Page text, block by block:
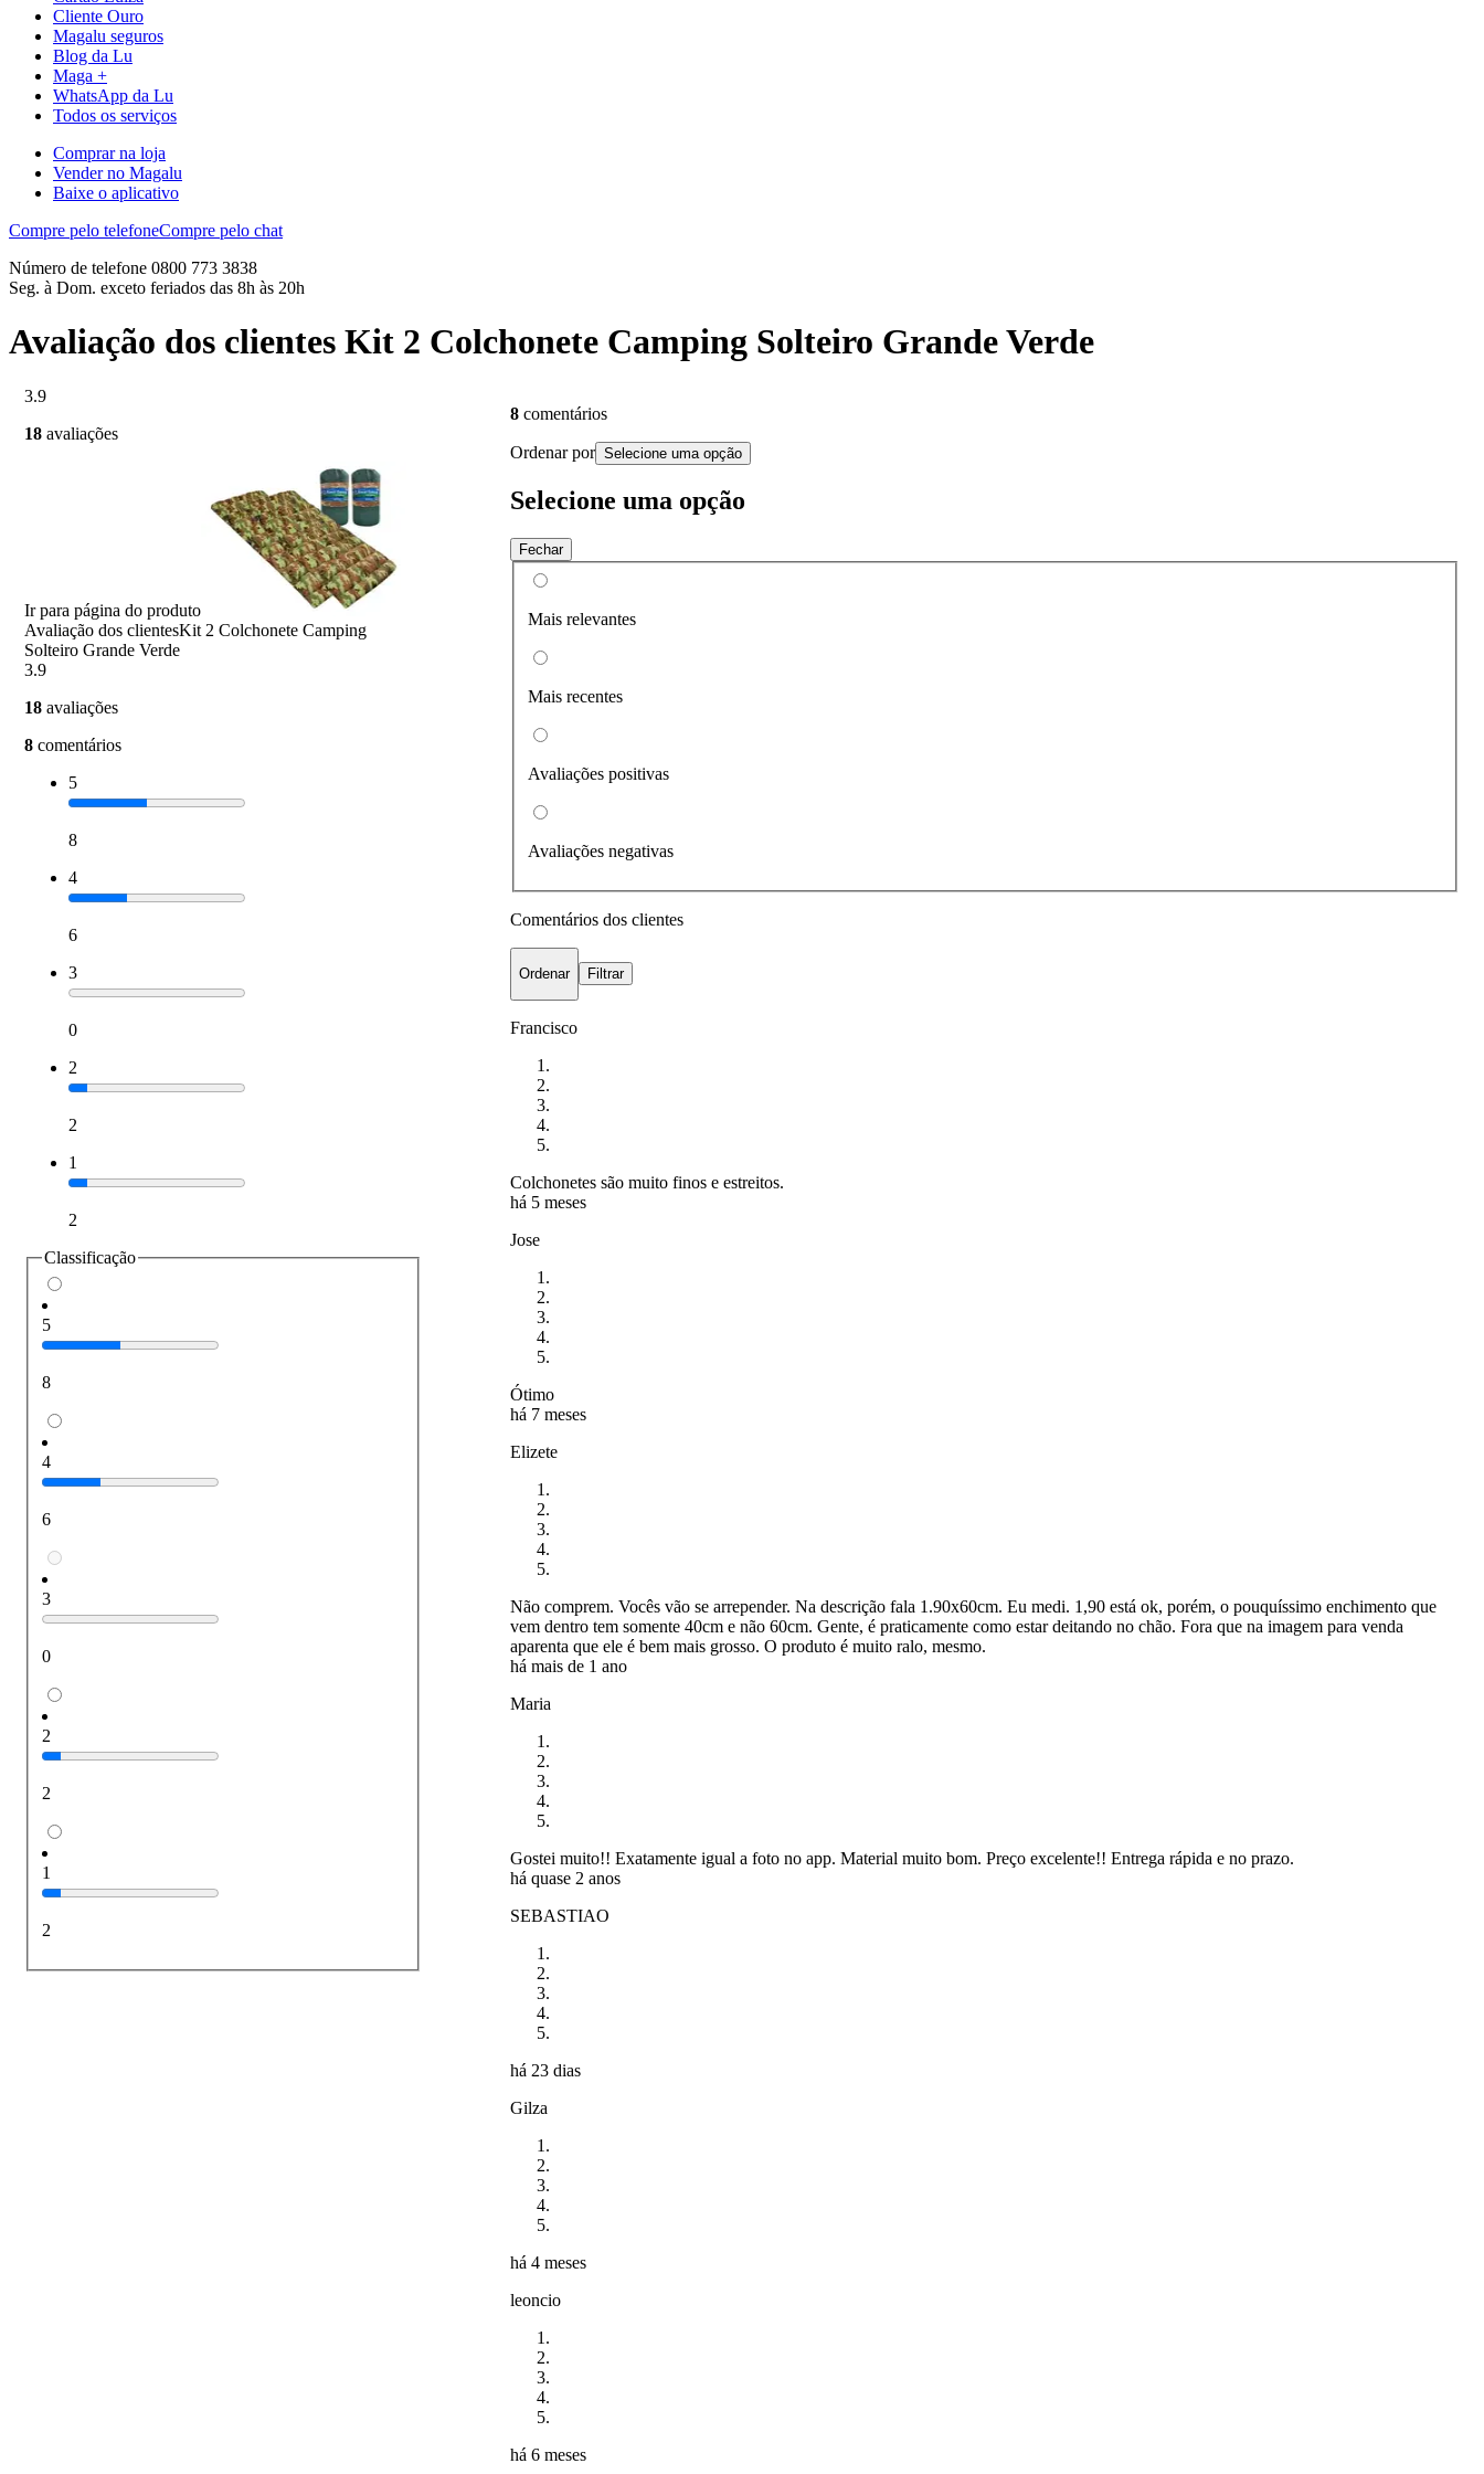
Cliente Ouro
Magalu seguros
Blog da Lu
Maga +
WhatsApp da Lu
Todos os serviços
Comprar na loja
Vender no Magalu
Baixe o aplicativo
Compre pelo telefoneCompre pelo chat
Número de telefone 0800 773 3838
Seg. à Dom. exceto feriados das 8h às 20h
Avaliação dos clientes Kit 2 Colchonete Camping Solteiro Grande Verde
3.9
18 avaliações
Ir para página do produto
Avaliação dos clientesKit 2 Colchonete Camping
Solteiro Grande Verde
3.9
18 avaliações
8 comentários
5
8
4
6
3
0
2
2
1
2
Classificação
5
8
4
6
3
0
2
2
1
2
8 comentários
Ordenar por Selecione uma opção
Selecione uma opção
Fechar
Mais relevantes
Mais recentes
Avaliações positivas
Avaliações negativas
Comentários dos clientes
Ordenar Filtrar
Francisco
Colchonetes são muito finos e estreitos.
há 5 meses
Jose
Ótimo
há 7 meses
Elizete
Não comprem. Vocês vão se arrepender. Na descrição fala 1.90x60cm. Eu medi. 1,90 está ok, porém, o pouquíssimo enchimento que
vem dentro tem somente 40cm e não 60cm. Gente, é praticamente como estar deitando no chão. Fora que na imagem para venda
aparenta que ele é bem mais grosso. O produto é muito ralo, mesmo.
há mais de 1 ano
Maria
Gostei muito!! Exatamente igual a foto no app. Material muito bom. Preço excelente!! Entrega rápida e no prazo.
há quase 2 anos
SEBASTIAO
há 23 dias
Gilza
há 4 meses
leoncio
há 6 meses